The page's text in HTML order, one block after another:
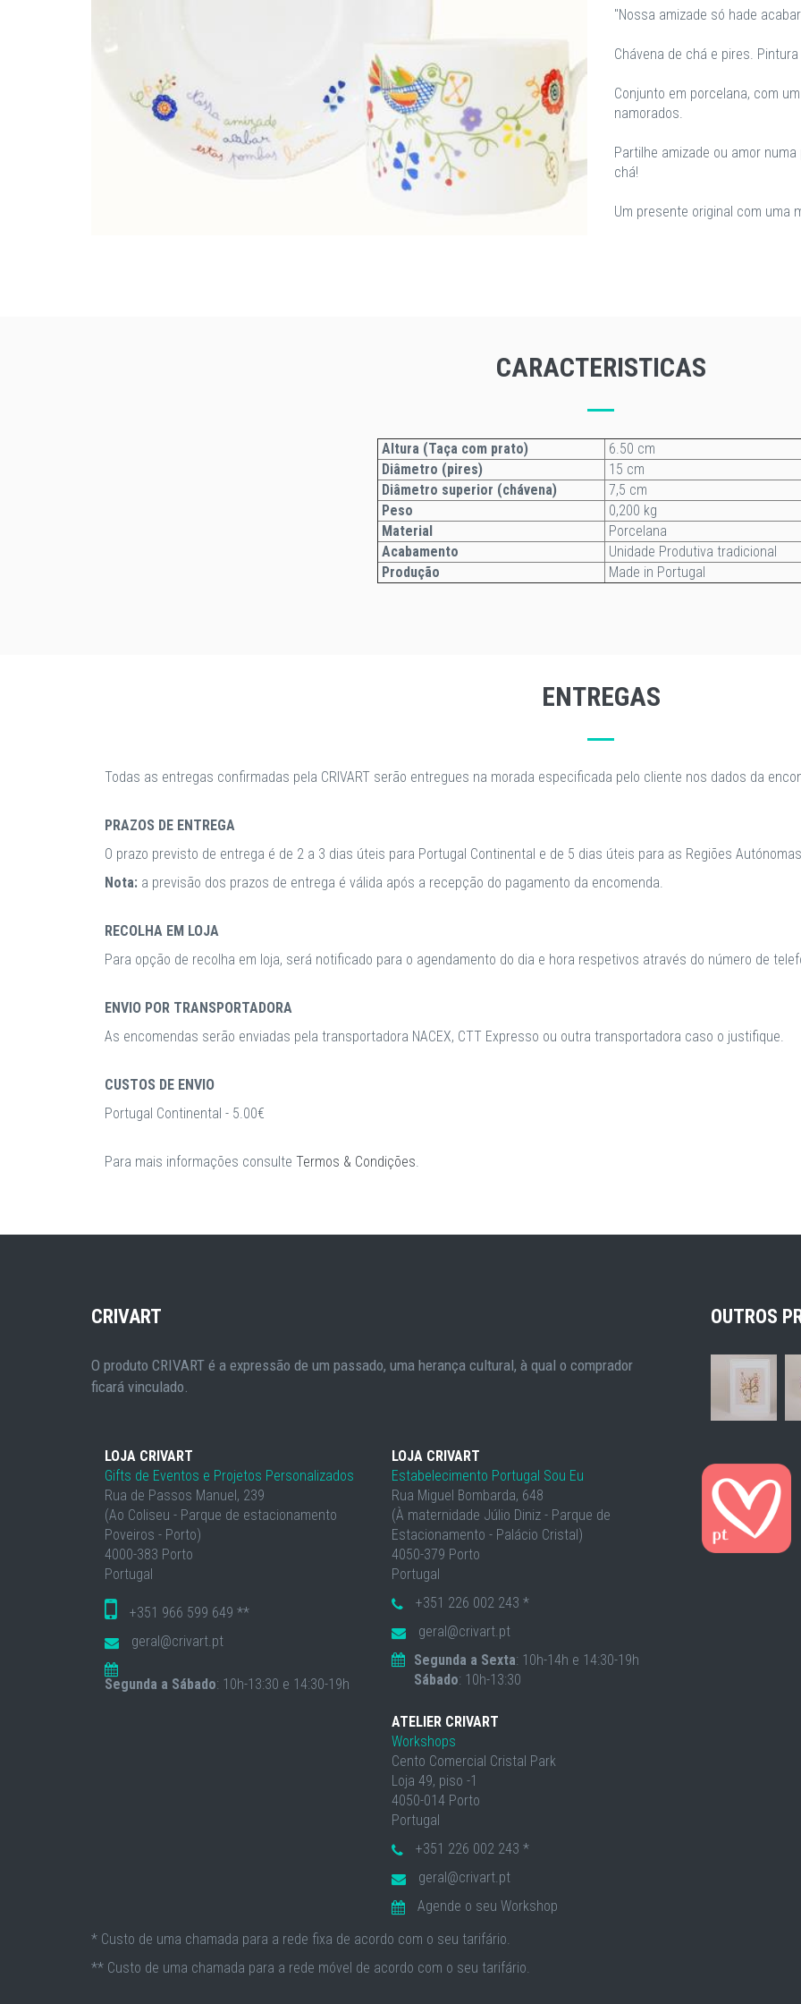
"Nossa amizade só hade
Chávena de chá e pires.
Conjunto em porcelana, com
namorados.
Partilhe amizade ou amor
chá!
Um presente original com uma
CARACTERISTICAS
Altura (Taça com prato)
6.50 cm
Diâmetro (pires)
15 cm
Diâmetro superior (chávena)
7,5 cm
Peso
0,200 kg
Material
Porcelana
Acabamento
Unidade Produtiva tradicional
Produção
Made in Portugal
ENTREGAS
Todas as entregas confirmadas pela CRIVART serão entregues na morada especificada pelo cliente nos dados da
PRAZOS DE ENTREGA
O prazo previsto de entrega é de 2 a 3 dias úteis para Portugal Continental e de 5 dias úteis para as Regiões
Nota: a previsão dos prazos de entrega é válida após a recepção do pagamento da encomenda.
RECOLHA EM LOJA
Para opção de recolha em loja, será notificado para o agendamento do dia e hora respetivos através do número de
ENVIO POR TRANSPORTADORA
As encomendas serão enviadas pela transportadora NACEX, CTT Expresso ou outra transportadora caso o justifique.
CUSTOS DE ENVIO
Portugal Continental - 5.00€
Para mais informações consulte Termos & Condições.
CRIVART
O produto CRIVART é a expressão de um passado, uma herança cultural, à qual o comprador
ficará vinculado.
LOJA CRIVART
Gifts de Eventos e Projetos Personalizados
Rua de Passos Manuel, 239
(Ao Coliseu - Parque de estacionamento
Poveiros - Porto)
4000-383 Porto
Portugal
+351 966 599 649 **
geral@crivart.pt
Segunda a Sábado: 10h-13:30 e 14:30-19h
LOJA CRIVART
Estabelecimento Portugal Sou Eu
Rua Miguel Bombarda, 648
(À maternidade Júlio Diniz - Parque de
Estacionamento - Palácio Cristal)
4050-379 Porto
Portugal
+351 226 002 243 *
geral@crivart.pt
Segunda a Sexta: 10h-14h e 14:30-19h
Sábado: 10h-13:30
ATELIER CRIVART
Workshops
Cento Comercial Cristal Park
Loja 49, piso -1
4050-014 Porto
Portugal
+351 226 002 243 *
geral@crivart.pt
Agende o seu Workshop
OUTROS
* Custo de uma chamada para a rede fixa de acordo com o seu tarifário.
** Custo de uma chamada para a rede móvel de acordo com o seu tarifário.